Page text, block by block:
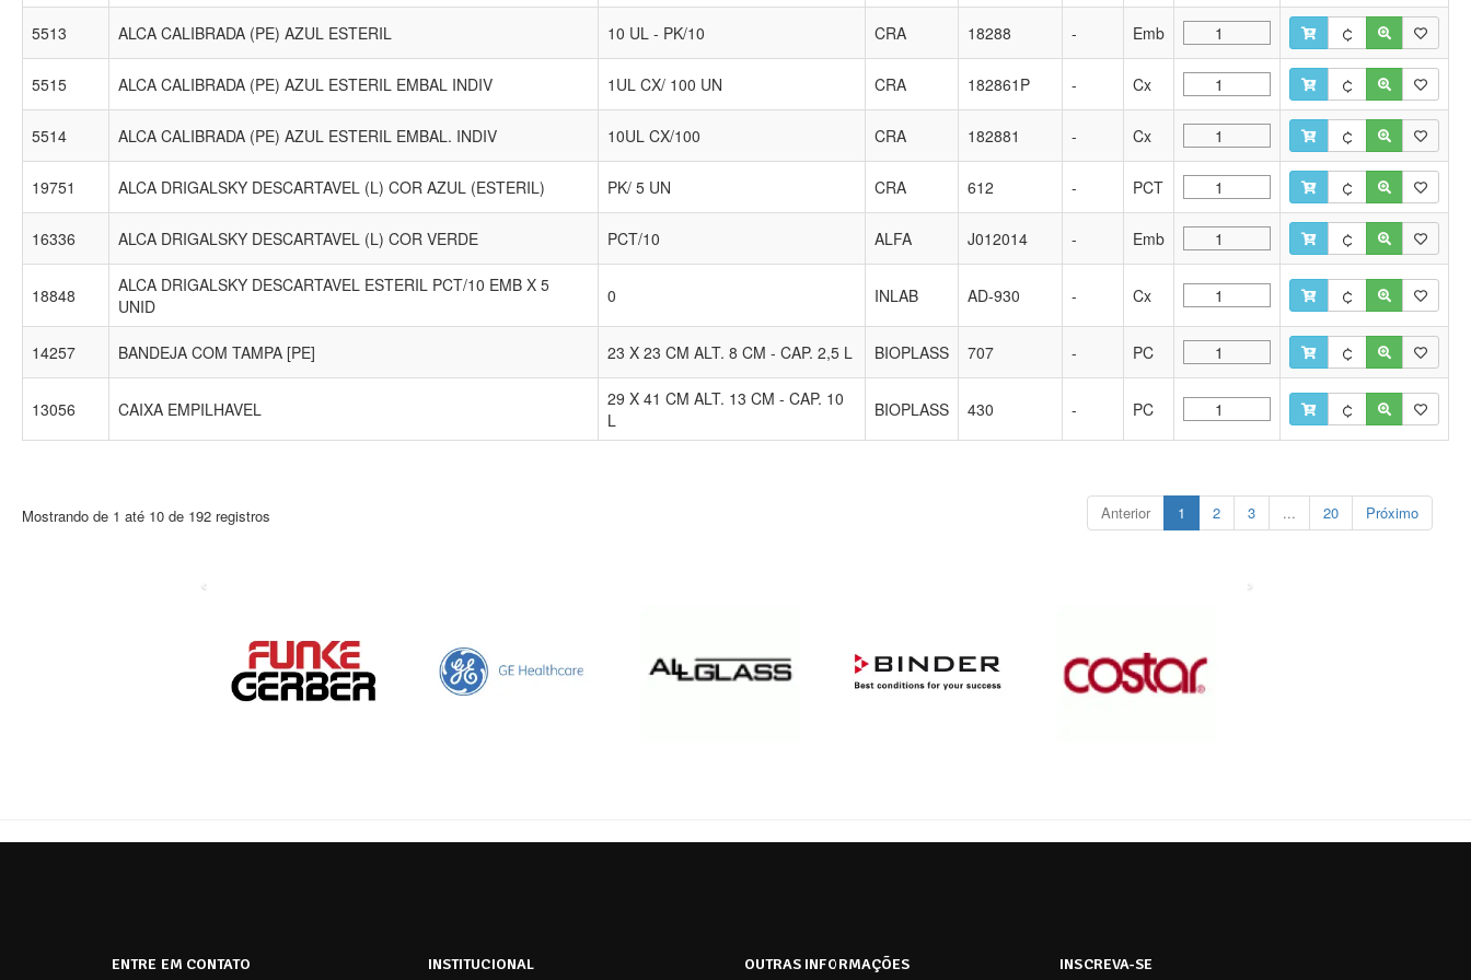
5513 ALCA CALIBRADA (PE) AZUL ESTERIL 10 UL - PK/10 CRA 18288 - Emb
5515 ALCA CALIBRADA (PE) AZUL ESTERIL EMBAL INDIV 1UL CX/ 100 UN CRA 182861P - Cx
5514 ALCA CALIBRADA (PE) AZUL ESTERIL EMBAL. INDIV 10UL CX/100 CRA 182881 - Cx
19751 ALCA DRIGALSKY DESCARTAVEL (L) COR AZUL (ESTERIL) PK/ 5 UN CRA 612 - PCT
16336 ALCA DRIGALSKY DESCARTAVEL (L) COR VERDE PCT/10 ALFA J012014 - Emb
18848
ALCA DRIGALSKY DESCARTAVEL ESTERIL PCT/10 EMB X 5
UNID
0 INLAB AD-930 - Cx
14257 BANDEJA COM TAMPA [PE] 23 X 23 CM ALT. 8 CM - CAP. 2,5 L BIOPLASS 707 - PC
13056 CAIXA EMPILHAVEL
29 X 41 CM ALT. 13 CM - CAP. 10
L
BIOPLASS 430 - PC
Mostrando de 1 até 10 de 192 registros Anterior 1 2 3 ... 20 Próximo
‹ ›
ENTRE EM CONTATO INSTITUCIONAL OUTRAS INFORMAÇÕES INSCREVA-SE